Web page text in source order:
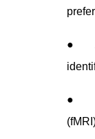
●
● •